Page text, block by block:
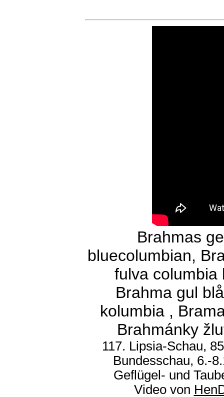
Brahmas
bluecolumbian,
fulva columbia
Brahma gul
kolumbia ,
Brahmánky
117. Lipsia-Schau,
Bundesschau, 6.-
Geflügel- und
Video von